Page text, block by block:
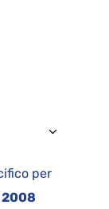
per
2008